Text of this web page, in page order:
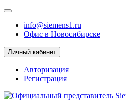
info@siemens1.ru
Офис в Новосибирске
Личный кабинет
Авторизация
Регистрация